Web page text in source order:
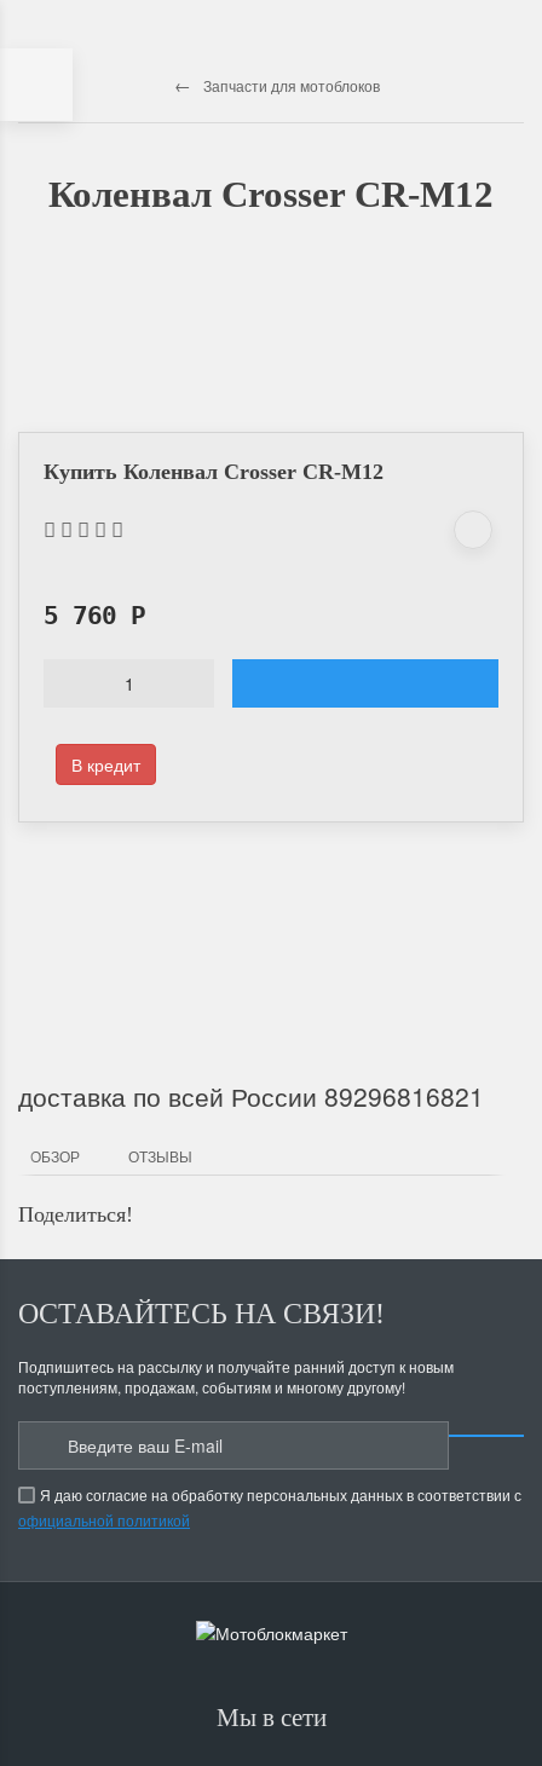
Запчасти для мотоблоков
Коленвал Crosser CR-M12
Купить Коленвал Crosser CR-M12
5 760 Р
В кредит
доставка по всей России 89296816821
ОБЗОР ОТЗЫВЫ
Поделиться!
ОСТАВАЙТЕСЬ НА СВЯЗИ!
Подпишитесь на рассылку и получайте ранний доступ к новым
поступлениям, продажам, событиям и многому другому!
Я даю согласие на обработку персональных данных в соответствии с
официальной политикой
Мы в сети